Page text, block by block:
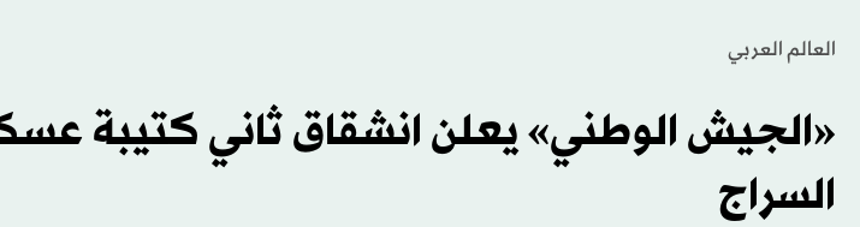
العالم العربي
«الجيش الوطني» يعلن انشقاق ثاني كتيبة
السراج